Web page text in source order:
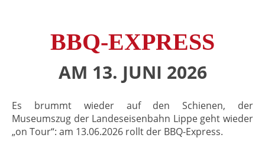
BBQ-EXPRESS
AM 13. JUNI 2026
Es brummt wieder auf den Schienen, der
Museumszug der Landeseisenbahn Lippe geht wieder
„on Tour“: am 13.06.2026 rollt der BBQ-Express.